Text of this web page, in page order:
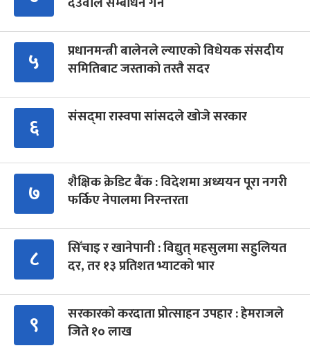
५
प्रधानमन्त्री बालेनले ल्याएको विधेयक संसदीय
समितिबाट जस्ताको तस्तै सदर
६ संसद्‍मा रास्वपा सांसदले खोजे सरकार
७
शैक्षिक क्रेडिट बैंक : विदेशमा अध्ययन पूरा नगरी
फर्किए नेपालमा निरन्तरता
८
सिँचाइ र खानेपानी : विद्युत् महसुलमा सहुलियत
दर, तर १३ प्रतिशत भ्याटको भार
९
सरकारको करदाता प्रोत्साहन उपहार : हेमराजले
जिते १० लाख